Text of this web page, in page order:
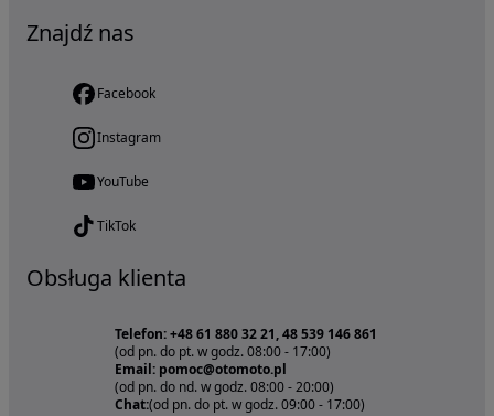
Znajdź nas
Facebook
Instagram
YouTube
TikTok
Obsługa klienta
Telefon: +48 61 880 32 21, 48 539 146 861
(od pn. do pt. w godz. 08:00 - 17:00)
Email: pomoc@otomoto.pl
(od pn. do nd. w godz. 08:00 - 20:00)
Chat:(od pn. do pt. w godz. 09:00 - 17:00)